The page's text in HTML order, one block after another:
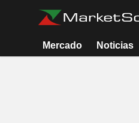
Mercado Noticias